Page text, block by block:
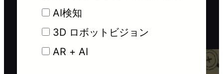
AI検知
3D ロボットビジョン
AR + AI